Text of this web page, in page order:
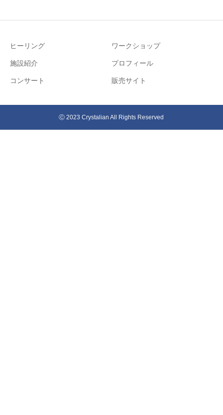
ヒーリング ワークショップ
施設紹介 プロフィール
コンサート 販売サイト
Ⓒ 2023 Crystalian All Rights Reserved